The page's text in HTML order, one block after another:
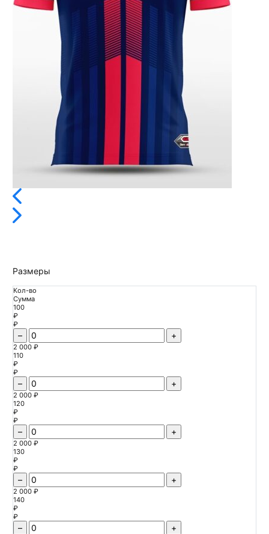
Размеры
Кол-во
Сумма
100
₽
₽
– +
2 000 ₽
110
₽
₽
– +
2 000 ₽
120
₽
₽
– +
2 000 ₽
130
₽
₽
– +
2 000 ₽
140
₽
₽
– +